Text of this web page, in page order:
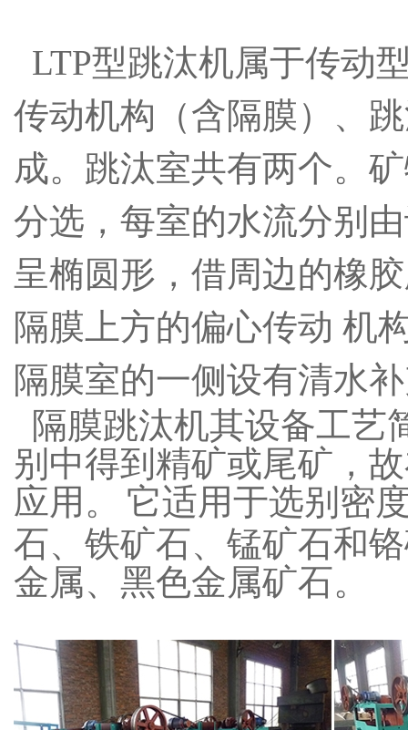
LTP型跳汰机属于传动
传动机构（含隔膜）、
成。跳汰室共有两个。
分选，每室的水流分别
呈椭圆形，借周边的橡
隔膜上方的偏心传动 机
隔膜室的一侧设有清水
隔膜跳汰机其设备工艺
别中得到精矿或尾矿，
应用。
它适用于选别密
石、铁矿石、锰矿石和
金属、黑色金属矿石。